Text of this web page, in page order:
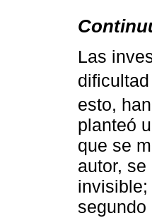
Las
esto,
planteó
que se
autor,